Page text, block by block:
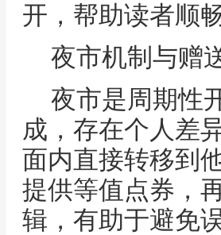
开，帮助读者顺
夜市机制与赠
夜市是周期性
成，存在个人差
面内直接转移到
提供等值点券，
辑，有助于避免